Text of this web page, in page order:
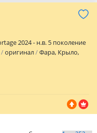
В НАЛИЧИИ:
бампер —
направляющие Состояние:
(уточняется) Тип
CHANGAN Посадка:
доработок Комплектация:
В НАЛИЧИИ И НА ЗАКАЗ
Гарантия соответствия
2024 - н.в. 5 поколение
оригинал
Фара, Крыло,